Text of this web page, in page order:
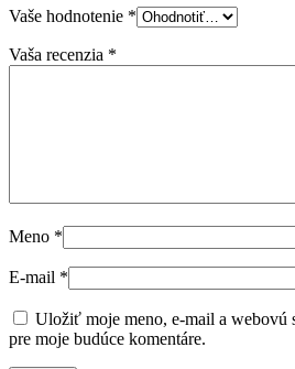
Vaše hodnotenie *
Vaša recenzia *
Meno *
E-mail *
Uložiť moje meno, e-mail a webovú
pre moje budúce komentáre.